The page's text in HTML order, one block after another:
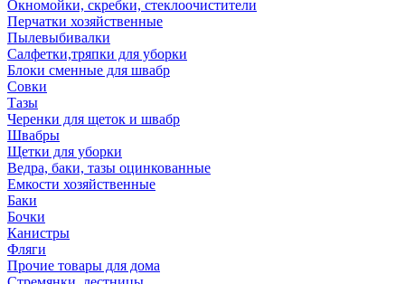
Окномойки, скребки, стеклоочистители
Перчатки хозяйственные
Пылевыбивалки
Салфетки,тряпки для уборки
Блоки сменные для швабр
Совки
Тазы
Черенки для щеток и швабр
Швабры
Щетки для уборки
Ведра, баки, тазы оцинкованные
Емкости хозяйственные
Баки
Бочки
Канистры
Фляги
Прочие товары для дома